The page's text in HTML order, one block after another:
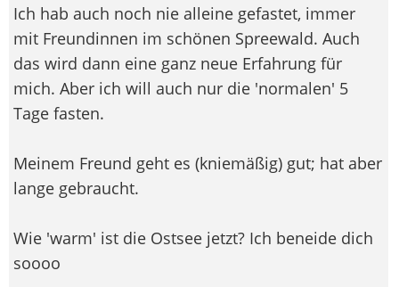
Ich hab auch noch nie alleine gefastet, immer
mit Freundinnen im schönen Spreewald. Auch
das wird dann eine ganz neue Erfahrung für
mich. Aber ich will auch nur die 'normalen' 5
Tage fasten.
Meinem Freund geht es (kniemäßig) gut; hat aber
lange gebraucht.
Wie 'warm' ist die Ostsee jetzt? Ich beneide dich
soooo